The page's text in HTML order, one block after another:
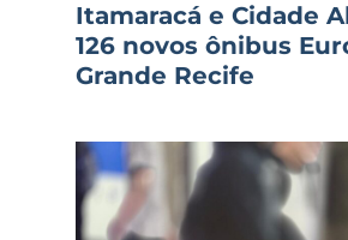
Itamaracá e Cidade
126 novos ônibus
Grande Recife